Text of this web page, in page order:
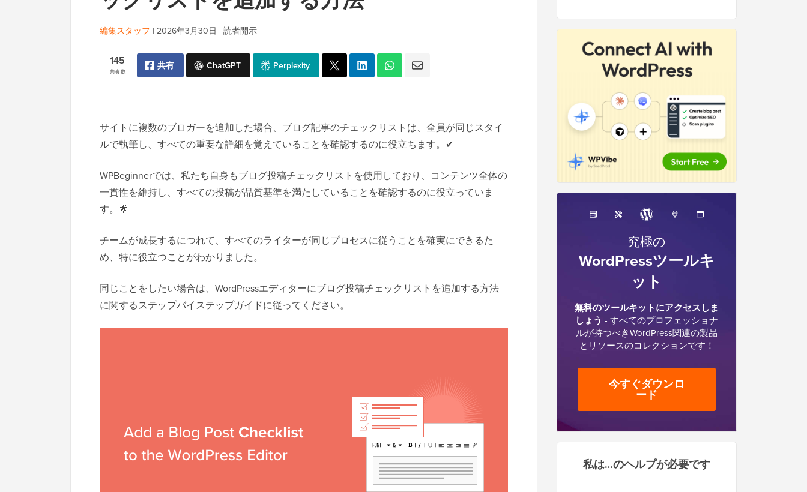
編集スタッフ | 2026年3月30日 | 読者開示
共有数
145 共有 ChatGPT Perplexity
サイトに複数のブロガーを追加した場合、ブログ記事のチェックリストは、全員が同じスタイ
ルで執筆し、すべての重要な詳細を覚えていることを確認するのに役立ちます。✔
WPBeginnerでは、私たち自身もブログ投稿チェックリストを使用しており、コンテンツ全体の
一貫性を維持し、すべての投稿が品質基準を満たしていることを確認するのに役立っていま
す。🌟
チームが成長するにつれて、すべてのライターが同じプロセスに従うことを確実にできるた
め、特に役立つことがわかりました。
同じことをしたい場合は、WordPressエディターにブログ投稿チェックリストを追加する方法
に関するステップバイステップガイドに従ってください。
サ
ー
究極の
WordPressツールキ
ット
無料のツールキットにアクセスしま
しょう - すべてのプロフェッショナ
ルが持つべきWordPress関連の製品
とリソースのコレクションです！
今すぐダウンロ
ード
私は…のヘルプが必要です